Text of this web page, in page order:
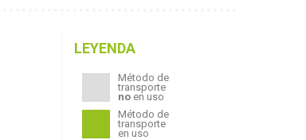
LEYENDA
Método de
transporte
noen uso
Método de
transporte
en uso